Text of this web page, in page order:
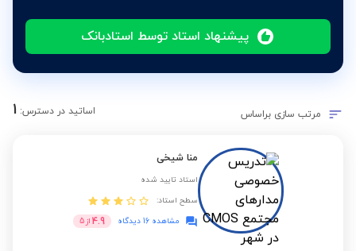
پیشنهاد استاد توسط استادبانک
مرتب سازی براساس اساتید در دسترس: 1
منا شیخی
استاد تایید شده
سطح استاد:
مشاهده 16 دیدگاه
4.9 از 5